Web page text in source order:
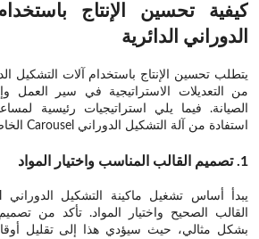
كيفية تحسين الإنتاج
الدوراني الدائرية
من التعديلات الاستراتيجية في سير العمل
الصيانة. فيما يلي استراتيجيات رئيسية
استفادة من آلة التشكيل الدوراني Carousel الخاصة بك:
1. تصميم القالب المناسب واختيار المواد
القالب الصحيح واختيار المواد. تأكد من
بشكل مثالي، حيث سيؤدي هذا إلى تقليل